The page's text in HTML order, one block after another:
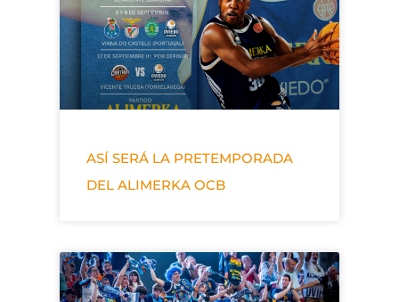
ASÍ SERÁ LA PRETEMPORADA
DEL ALIMERKA OCB